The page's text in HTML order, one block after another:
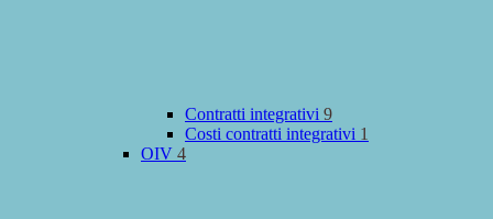
Contratti integrativi 9
Costi contratti integrativi 1
OIV 4